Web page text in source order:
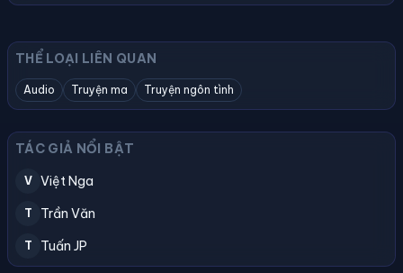
THỂ LOẠI LIÊN QUAN
Audio Truyện ma Truyện ngôn tình
TÁC GIẢ NỔI BẬT
V Việt Nga
T Trần Văn
T Tuấn JP